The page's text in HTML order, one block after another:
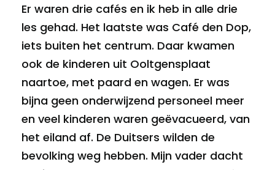
Er waren drie cafés en ik heb in alle drie
les gehad. Het laatste was Café den Dop,
iets buiten het centrum. Daar kwamen
ook de kinderen uit Ooltgensplaat
naartoe, met paard en wagen. Er was
bijna geen onderwijzend personeel meer
en veel kinderen waren geëvacueerd, van
het eiland af. De Duitsers wilden de
bevolking weg hebben. Mijn vader dacht